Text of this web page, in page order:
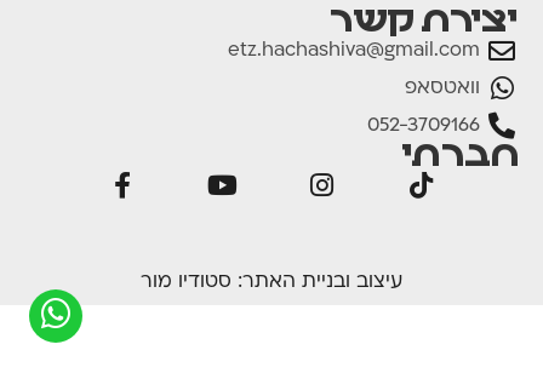
יצירת קשר
etz.hachashiva@gmail.com
וואטסאפ
052-3709166
חברתי
עיצוב ובניית האתר: סטודיו מור